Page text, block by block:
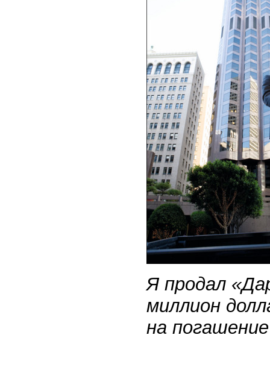
Я продал
миллион
на